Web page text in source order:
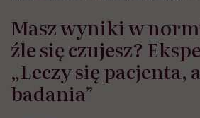
Masz wyniki w
źle się czujesz?
„Leczy się pacjenta,
badania”